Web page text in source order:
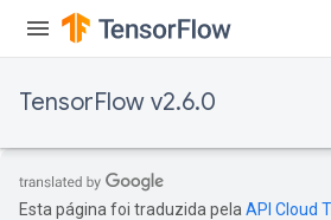
TensorFlow v2.6.0
Esta página foi traduzida pela API Cloud